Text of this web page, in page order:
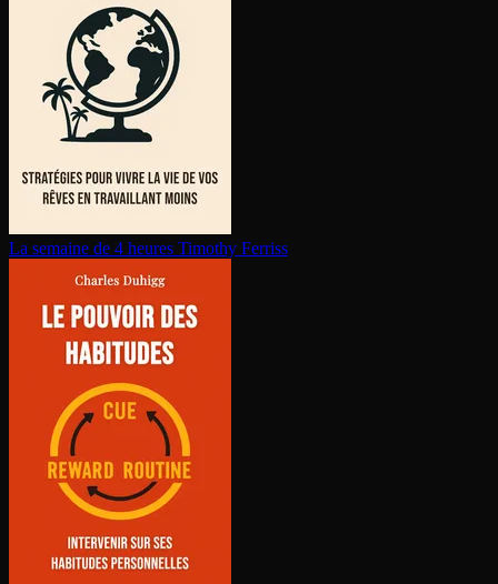
La semaine de 4 heures Timothy Ferriss